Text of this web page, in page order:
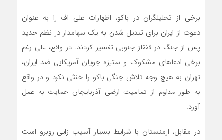
برخی از تحلیلگران در باکو، اظهارات علی اف را به عنوان
دعوت از ایران برای تبدیل شدن به یک سهامدار در نظم جدید
پس از جنگ در قفقاز جنوبی تفسیر کردند. در واقع، علی رغم
برخی ادعاهای مشکوک و ستیزه جویان آمریکایی ضد ایران،
تهران به هیچ وجه تلاش جنگی باکو را خنثی نکرد و در واقع
به طور مداوم از تمامیت ارضی آذربایجان حمایت به عمل
آورد.
در مقابل، ارمنستان با شرایط بسیار آسیب زایی روبرو است